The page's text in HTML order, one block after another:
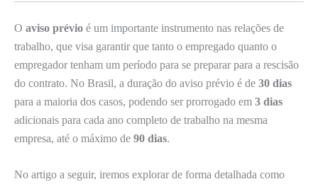
O aviso prévio é um importante instrumento nas relações de
trabalho, que visa garantir que tanto o empregado quanto o
empregador tenham um período para se preparar para a rescisão
do contrato. No Brasil, a duração do aviso prévio é de 30 dias
para a maioria dos casos, podendo ser prorrogado em 3 dias
adicionais para cada ano completo de trabalho na mesma
empresa, até o máximo de 90 dias.
No artigo a seguir, iremos explorar de forma detalhada como